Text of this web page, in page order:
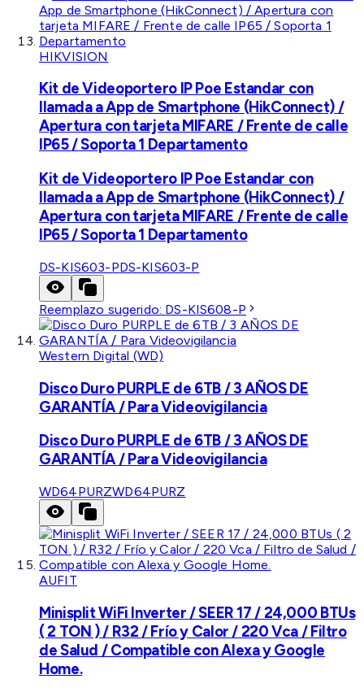
HIKVISION
Kit de Videoportero IP Poe Estandar con
llamada a App de Smartphone (HikConnect) /
Apertura con tarjeta MIFARE / Frente de calle
IP65 / Soporta 1 Departamento
Kit de Videoportero IP Poe Estandar con
llamada a App de Smartphone (HikConnect) /
Apertura con tarjeta MIFARE / Frente de calle
IP65 / Soporta 1 Departamento
DS-KIS603-PDS-KIS603-P
Reemplazo sugerido: DS-KIS608-P
Western Digital (WD)
Disco Duro PURPLE de 6TB / 3 AÑOS DE
GARANTÍA / Para Videovigilancia
Disco Duro PURPLE de 6TB / 3 AÑOS DE
GARANTÍA / Para Videovigilancia
WD64PURZWD64PURZ
AUFIT
Minisplit WiFi Inverter / SEER 17 / 24,000 BTUs
( 2 TON ) / R32 / Frío y Calor / 220 Vca / Filtro
de Salud / Compatible con Alexa y Google
Home.